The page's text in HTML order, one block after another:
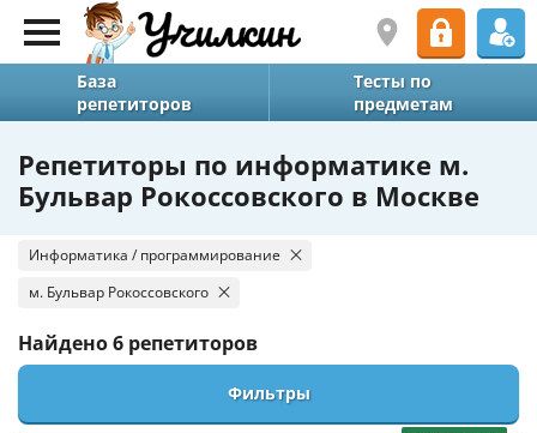
База
репетиторов
Тесты по
предметам
Репетиторы по информатике м.
Бульвар Рокоссовского в Москве
Информатика / программирование
м. Бульвар Рокоссовского
Найдено6 репетиторов
Фильтры